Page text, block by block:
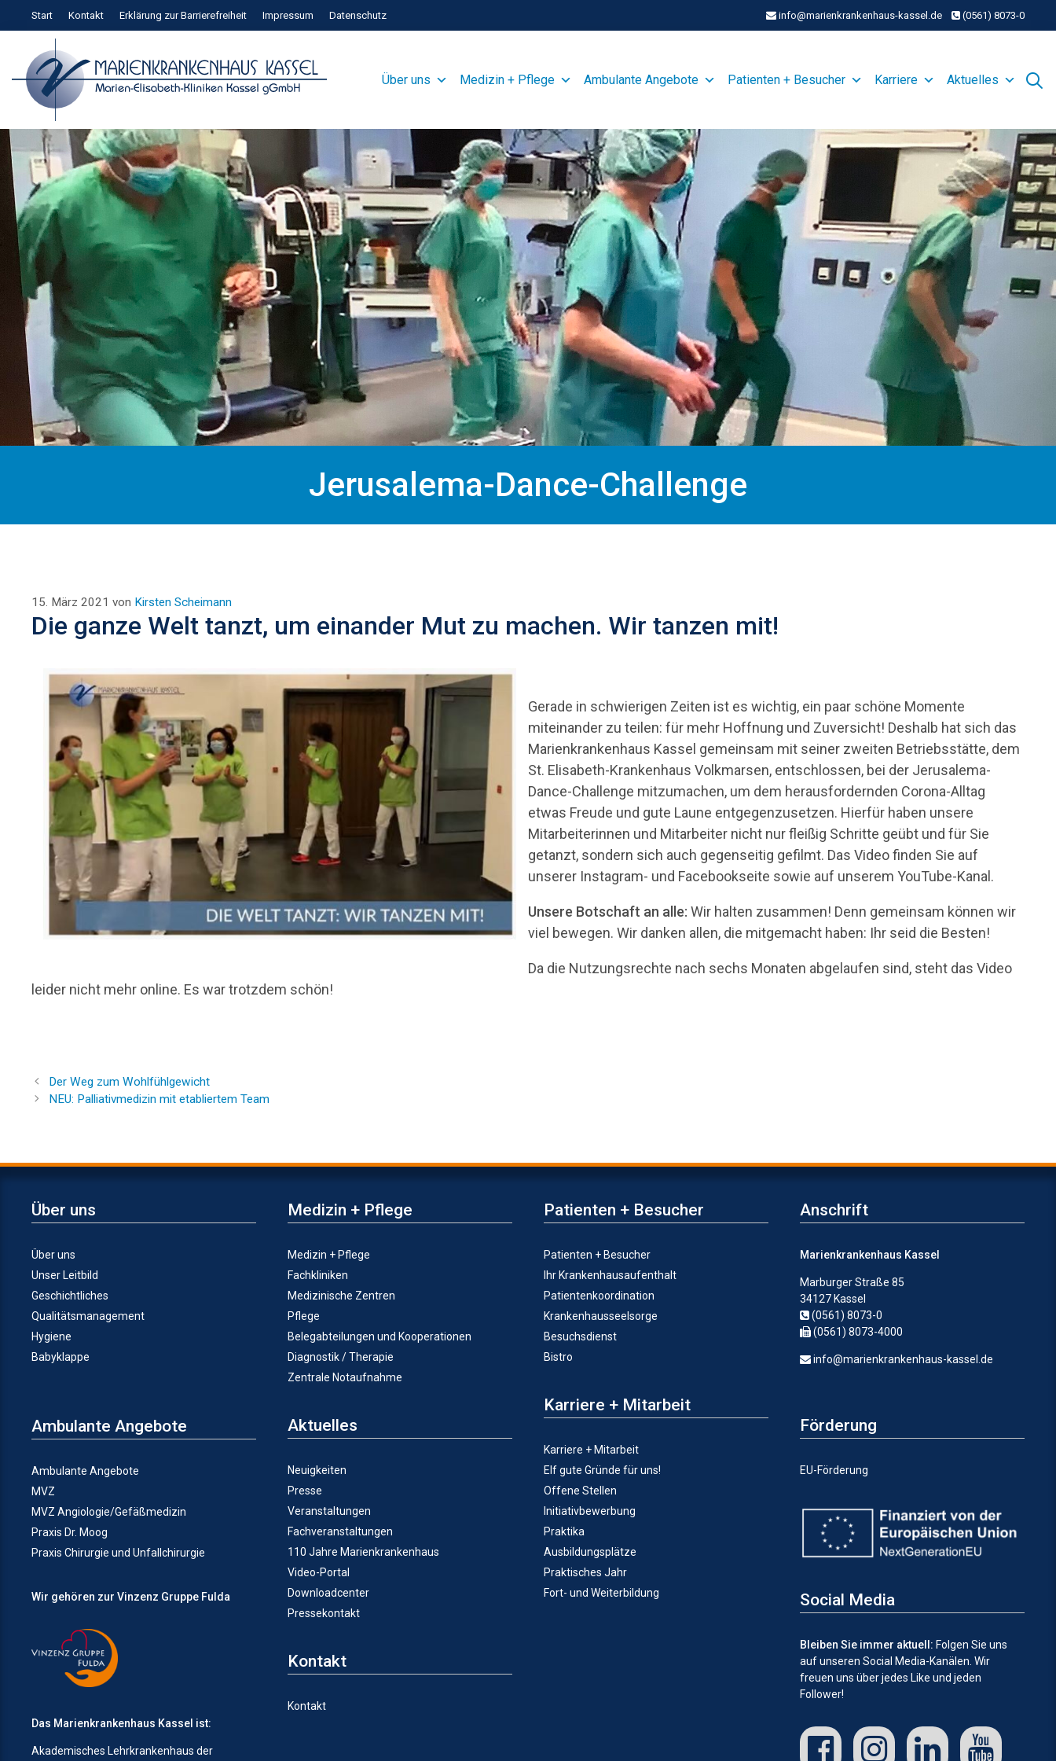
Inhalt
springen
info@marienkrankenhaus-kassel.de (0561) 8073-0
Start Kontakt Erklärung zur Barrierefreiheit Impressum Datenschutz
Über uns Medizin + Pflege Ambulante Angebote Patienten + Besucher Karriere Aktuelles
Jerusalema-Dance-Challenge
15. März 2021 von Kirsten Scheimann
Die ganze Welt tanzt, um einander Mut zu machen. Wir tanzen mit!
Gerade in schwierigen Zeiten ist es wichtig, ein paar schöne Momente
miteinander zu teilen: für mehr Hoffnung und Zuversicht! Deshalb hat sich das
Marienkrankenhaus Kassel gemeinsam mit seiner zweiten Betriebsstätte, dem
St. Elisabeth-Krankenhaus Volkmarsen, entschlossen, bei der Jerusalema-
Dance-Challenge mitzumachen, um dem herausfordernden Corona-Alltag
etwas Freude und gute Laune entgegenzusetzen. Hierfür haben unsere
Mitarbeiterinnen und Mitarbeiter nicht nur fleißig Schritte geübt und für Sie
getanzt, sondern sich auch gegenseitig gefilmt. Das Video finden Sie auf
unserer Instagram- und Facebookseite sowie auf unserem YouTube-Kanal.
Unsere Botschaft an alle: Wir halten zusammen! Denn gemeinsam können wir
viel bewegen. Wir danken allen, die mitgemacht haben: Ihr seid die Besten!
Da die Nutzungsrechte nach sechs Monaten abgelaufen sind, steht das Video
leider nicht mehr online. Es war trotzdem schön!
Der Weg zum Wohlfühlgewicht
NEU: Palliativmedizin mit etabliertem Team
Über uns
Über uns
Unser Leitbild
Geschichtliches
Qualitätsmanagement
Hygiene
Babyklappe
Ambulante Angebote
Ambulante Angebote
MVZ
MVZ Angiologie/Gefäßmedizin
Praxis Dr. Moog
Praxis Chirurgie und Unfallchirurgie
Wir gehören zur Vinzenz Gruppe Fulda
Das Marienkrankenhaus Kassel ist:
Akademisches Lehrkrankenhaus der
Medizin + Pflege
Medizin + Pflege
Fachkliniken
Medizinische Zentren
Pflege
Belegabteilungen und Kooperationen
Diagnostik / Therapie
Zentrale Notaufnahme
Aktuelles
Neuigkeiten
Presse
Veranstaltungen
Fachveranstaltungen
110 Jahre Marienkrankenhaus
Video-Portal
Downloadcenter
Pressekontakt
Kontakt
Kontakt
Patienten + Besucher
Patienten + Besucher
Ihr Krankenhausaufenthalt
Patientenkoordination
Krankenhausseelsorge
Besuchsdienst
Bistro
Karriere + Mitarbeit
Karriere + Mitarbeit
Elf gute Gründe für uns!
Offene Stellen
Initiativbewerbung
Praktika
Ausbildungsplätze
Praktisches Jahr
Fort- und Weiterbildung
Anschrift
Marienkrankenhaus Kassel
Marburger Straße 85
34127 Kassel
(0561) 8073-0
(0561) 8073-4000
info@marienkrankenhaus-kassel.de
Förderung
EU-Förderung
Social Media
Bleiben Sie immer aktuell: Folgen Sie uns
auf unseren Social Media-Kanälen. Wir
freuen uns über jedes Like und jeden
Follower!